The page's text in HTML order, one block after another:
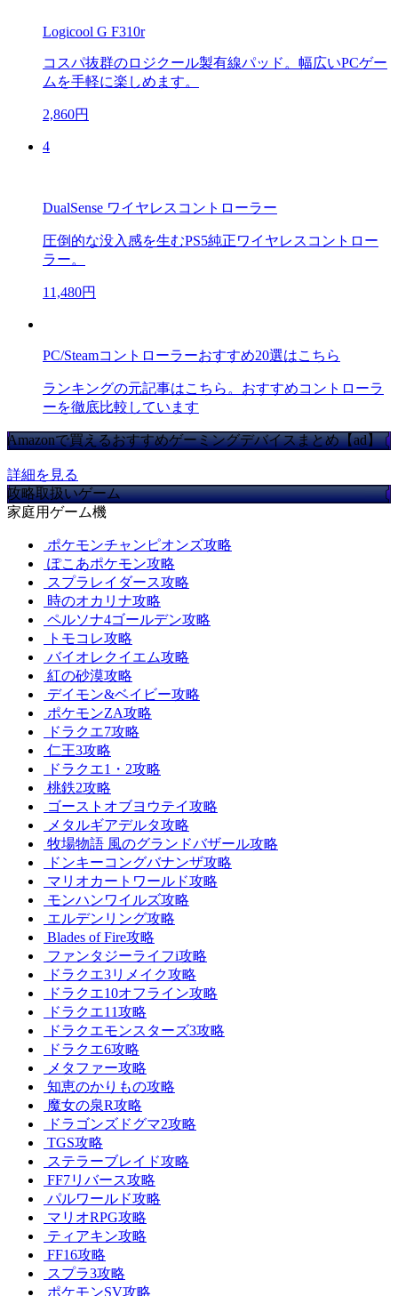
Logicool G F310r
コスパ抜群のロジクール製有線パッド。幅広いPCゲー
ムを手軽に楽しめます。
2,860円
4
DualSense ワイヤレスコントローラー
圧倒的な没入感を生むPS5純正ワイヤレスコントロー
ラー。
11,480円
PC/Steamコントローラーおすすめ20選はこちら
ランキングの元記事はこちら。おすすめコントローラ
ーを徹底比較しています
Amazonで買えるおすすめゲーミングデバイスまとめ【ad】
詳細を見る
攻略取扱いゲーム
家庭用ゲーム機
ポケモンチャンピオンズ攻略
ぽこあポケモン攻略
スプラレイダース攻略
時のオカリナ攻略
ペルソナ4ゴールデン攻略
トモコレ攻略
バイオレクイエム攻略
紅の砂漠攻略
デイモン&ベイビー攻略
ポケモンZA攻略
ドラクエ7攻略
仁王3攻略
ドラクエ1・2攻略
桃鉄2攻略
ゴーストオブヨウテイ攻略
メタルギアデルタ攻略
牧場物語 風のグランドバザール攻略
ドンキーコングバナンザ攻略
マリオカートワールド攻略
モンハンワイルズ攻略
エルデンリング攻略
Blades of Fire攻略
ファンタジーライフi攻略
ドラクエ3リメイク攻略
ドラクエ10オフライン攻略
ドラクエ11攻略
ドラクエモンスターズ3攻略
ドラクエ6攻略
メタファー攻略
知恵のかりもの攻略
魔女の泉R攻略
ドラゴンズドグマ2攻略
TGS攻略
ステラーブレイド攻略
FF7リバース攻略
パルワールド攻略
マリオRPG攻略
ティアキン攻略
FF16攻略
スプラ3攻略
ポケモンSV攻略